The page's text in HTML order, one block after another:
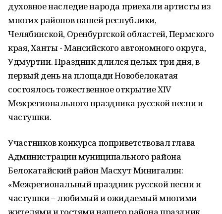
духовное наследие народа приехали артисты из
многих районов нашей республики,
Челябинской, Оренбургской областей, Пермского
края, Ханты - Мансийского автономного округа,
Удмуртии. Праздник длился целых три дня, в
первый день на площади Новобелокатая
состоялось тожественное открытие XIV
Межрегионального праздника русской песни и
частушки.
Участников конкурса поприветствовал глава
Администрации муниципального района
Белокатайский район Масхут Минигалин:
«Межрегиональный праздник русской песни и
частушки – любимый и ожидаемый многими